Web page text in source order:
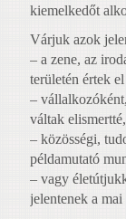
kiemelkedőt
Várjuk azok
– a zene, az
területén értek
–
váltak elismertté,
– közösségi,
példamutató
– vagy
jelentenek a